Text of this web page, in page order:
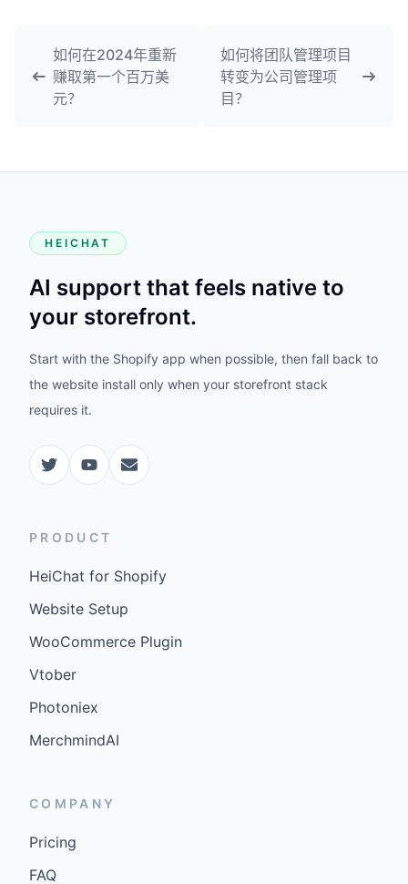
如何在2024年重新
赚取第一个百万美
元？
如何将团队管理项目
转变为公司管理项
目？
HEICHAT
AI support that feels native to
your storefront.
Start with the Shopify app when possible, then fall back to
the website install only when your storefront stack
requires it.
PRODUCT
HeiChat for Shopify
Website Setup
WooCommerce Plugin
Vtober
Photoniex
MerchmindAI
COMPANY
Pricing
FAQ